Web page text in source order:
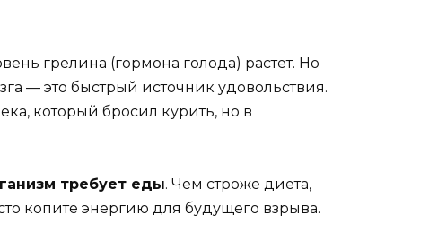
грелина (гормона голода) растет. Но
— это быстрый источник удовольствия.
который бросил курить, но в
требует еды. Чем строже диета,
копите энергию для будущего взрыва.